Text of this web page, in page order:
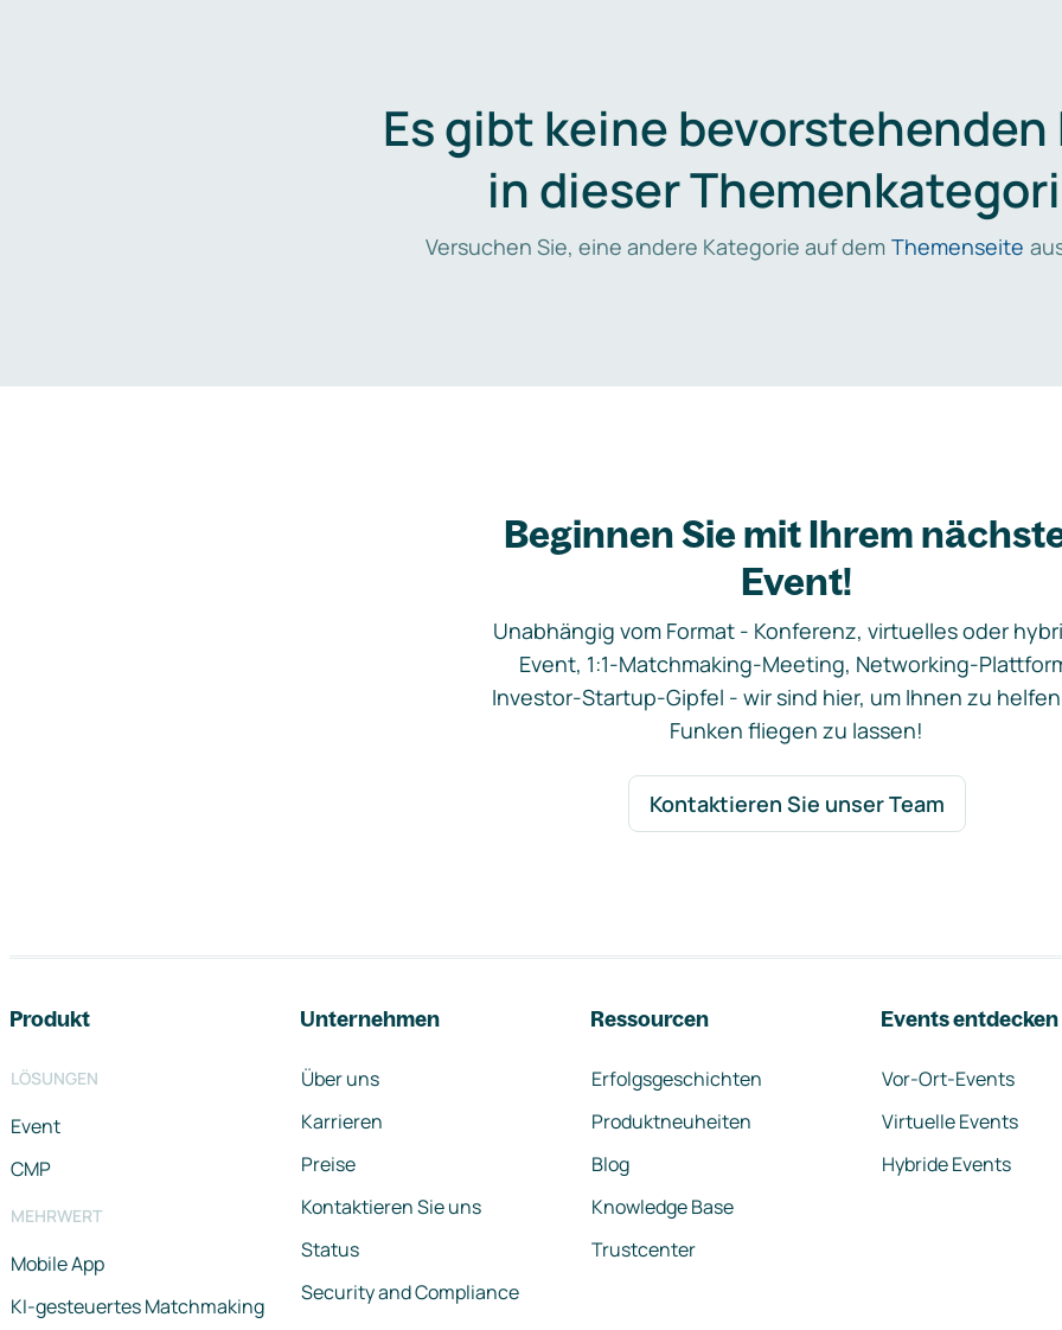
Es gibt keine bevorstehenden
in dieser
Versuchen Sie, eine andere Kategorie auf dem Themenseite
Beginnen Sie mit Ihrem
Event!
Unabhängig vom Format - Konferenz, virtuelles oder
Event, 1:1-Matchmaking-Meeting, Networking-
Investor-Startup-Gipfel - wir sind hier, um Ihnen zu
Funken fliegen zu lassen!
Kontaktieren Sie unser Team
Produkt
LÖSUNGEN
Event
CMP
MEHRWERT
Mobile App
KI-gesteuertes Matchmaking
Unternehmen
Über uns
Karrieren
Preise
Kontaktieren Sie uns
Status
Security and Compliance
Ressourcen
Erfolgsgeschichten
Produktneuheiten
Blog
Knowledge Base
Trustcenter
Events entdecken
Vor-Ort-Events
Virtuelle Events
Hybride Events